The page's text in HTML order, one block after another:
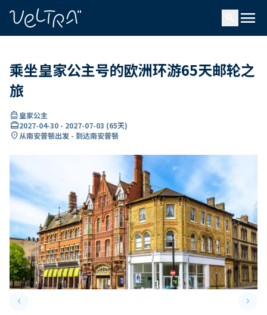
menu
乘坐皇家公主号的欧洲环游65天邮轮之
旅
directions_boat皇家公主
card_travel2027-04-30 - 2027-07-03 (65天)
location_on从南安普顿出发 - 到达南安普顿
keyboard_arrow_leftPrevious slide keyboard_arrow_right